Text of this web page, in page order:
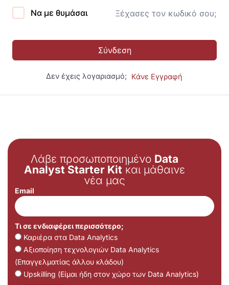
Να με θυμάσαι Ξέχασες τον κωδικό σου;
Σύνδεση
Δεν έχεις λογαριασμό; Κάνε Εγγραφή
Λάβε προσωποποιημένο Data
Analyst Starter Kit και μάθαινε
νέα μας
Email
Τι σε ενδιαφέρει περισσότερο;
Καριέρα στα Data Analytics
Αξιοποίηση τεχνολογιών Data Analytics
(Επαγγελματίας άλλου κλάδου)
Upskilling (Είμαι ήδη στον χώρο των Data Analytics)